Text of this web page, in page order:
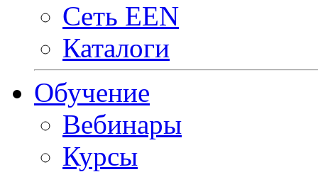
Сеть EEN
Каталоги
Обучение
Вебинары
Курсы